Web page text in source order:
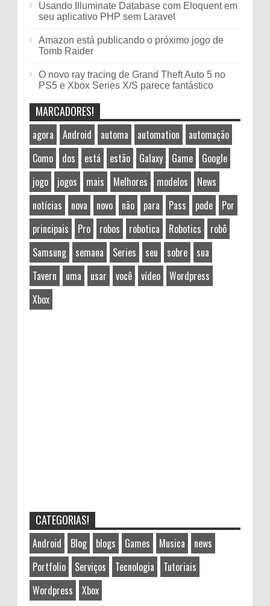
Usando Illuminate Database com Eloquent em
seu aplicativo PHP sem Laravel
Amazon está publicando o próximo jogo de
Tomb Raider
O novo ray tracing de Grand Theft Auto 5 no
PS5 e Xbox Series X/S parece fantástico
MARCADORES!
agora Android automa automation
automação
Como
dos está estão Galaxy Game
Google
jogo
jogos mais Melhores modelos
News
notícias
nova novo não para Pass pode
Por
principais
Pro robos robotica Robotics
robô
Samsung
semana Series seu sobre
sua
Tavern
uma usar você vídeo
Wordpress
Xbox
CATEGORIAS!
Android Blog blogs Games Musica
news
Portfolio
Serviços Tecnologia
Tutoriais
Wordpress
Xbox